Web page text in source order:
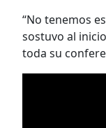
“No tenemos
sostuvo al
toda su